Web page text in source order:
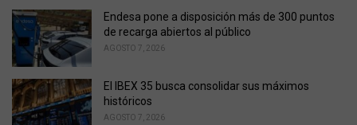
e
s
:
Endesa pone a disposición más de 300 puntos
de recarga abiertos al público
AGOSTO 7, 2026
El IBEX 35 busca consolidar sus máximos
históricos
AGOSTO 7, 2026